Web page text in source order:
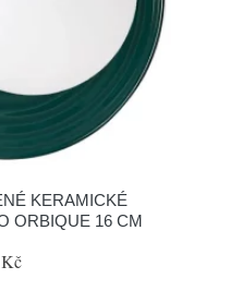
KERAMICKÉ
ORBIQUE 16 CM